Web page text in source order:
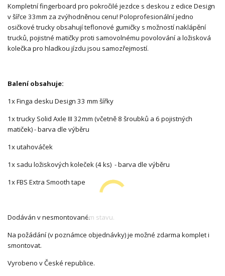
Kompletní fingerboard pro pokročilé jezdce s deskou z edice Design
v šířce 33mm za zvýhodněnou cenu! Poloprofesionální jedno
osičkové trucky obsahují teflonové gumičky s možností naklápění
trucků, pojistné matičky proti samovolnému povolování a ložisková
kolečka pro hladkou jízdu jsou samozřejmostí.
Balení obsahuje:
1x Finga desku Design 33 mm šířky
1x trucky Solid Axle III 32mm (včetně 8 šroubků a 6 pojistných
matiček) - barva dle výběru
1x utahováček
1x sadu ložiskových koleček (4 ks) - barva dle výběru
1x FBS Extra Smooth tape
Dodáván v nesmontovaném stavu.
Na požádání (v poznámce objednávky) je možné zdarma komplet i
smontovat.
Vyrobeno v České republice.